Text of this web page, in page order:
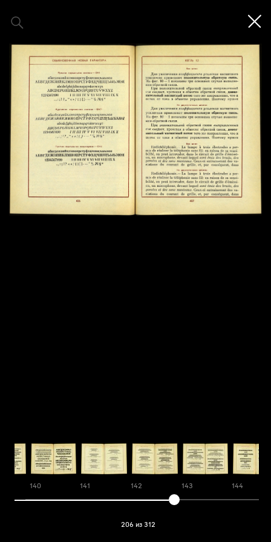
140 141 142 143 144
206 из 312